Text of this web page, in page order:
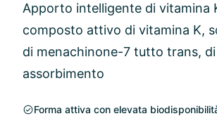
Apporto intelligente di vitamina
composto attivo di vitamina K,
di menachinone-7 tutto trans,
assorbimento
Forma attiva con elevata